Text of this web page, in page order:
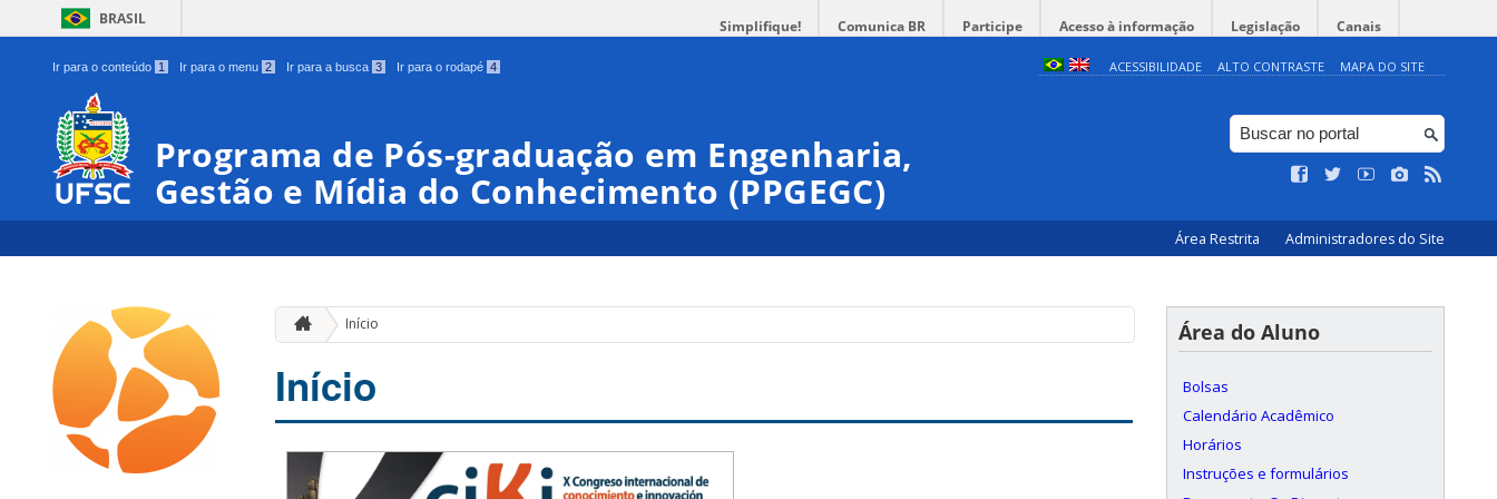
BRASIL Simplifique! Comunica BR Participe Acesso à informação Legislação Canais
Ir para o conteúdo 1 Ir para o menu 2 Ir para a busca 3 Ir para o rodapé 4 ACESSIBILIDADE ALTO CONTRASTE MAPA DO SITE
Programa de Pós-graduação em Engenharia,
Gestão e Mídia do Conhecimento (PPGEGC)
Área Restrita Administradores do Site
Início
Início
00:00
01:00
Área do Aluno
Bolsas
Calendário Acadêmico
Horários
Instruções e formulários